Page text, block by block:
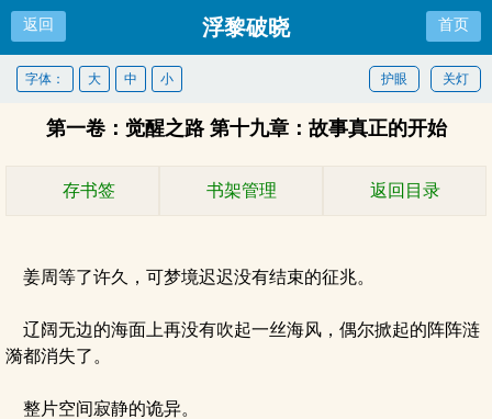
返回 浮黎破晓 首页
关灯
护眼
字体： 大 中 小
第一卷：觉醒之路 第十九章：故事真正的开始
存书签 书架管理 返回目录
姜周等了许久，可梦境迟迟没有结束的征兆。
辽阔无边的海面上再没有吹起一丝海风，偶尔掀起的阵阵涟
漪都消失了。
整片空间寂静的诡异。